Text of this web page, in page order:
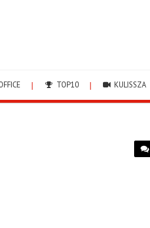
TOP10 KULISSZA